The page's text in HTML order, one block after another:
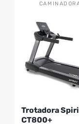
Trotadora
CT800+